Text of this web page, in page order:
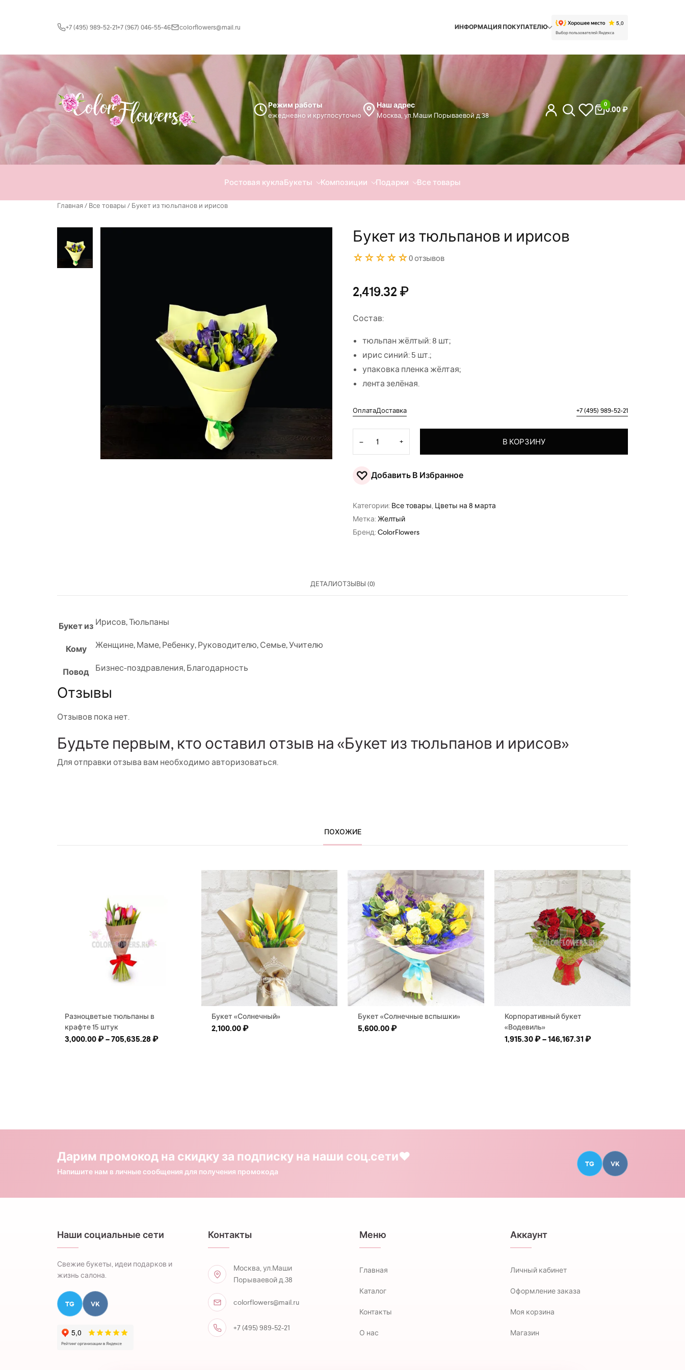
+7 (495) 989-52-21+7 (967) 046-55-46 colorflowers@mail.ru ИНФОРМАЦИЯ ПОКУПАТЕЛЮ
Режим работы
ежедневно и круглосуточно
Наш адрес
Москва, ул.Маши Порываевой д.38
0
0.00₽
Ростовая куклаБукеты Композиции Подарки Все товары
Главная/ Все товары / Букет из тюльпанов и ирисов
Букет из тюльпанов и ирисов
☆☆☆☆☆0 отзывов
2,419.32 ₽
Состав:
тюльпан жёлтый: 8 шт;
ирис синий: 5 шт.;
упаковка пленка жёлтая;
лента зелёная.
ОплатаДоставка +7 (495) 989-52-21
− + В КОРЗИНУ
♡ Добавить В Избранное
Категории: Все товары, Цветы на 8 марта
Метка: Желтый
Бренд: ColorFlowers
ДЕТАЛИОТЗЫВЫ (0)
Букет из Ирисов,Тюльпаны
Кому Женщине,Маме,Ребенку,Руководителю,Семье,Учителю
Повод Бизнес-поздравления,Благодарность
Отзывы
Отзывов пока нет.
Будьте первым, кто оставил отзыв на «Букет из тюльпанов и ирисов»
Для отправки отзыва вам необходимо авторизоваться.
ПОХОЖИЕ
Разноцветые тюльпаны в
крафте 15 штук
3,000.00₽–705,635.28₽Диапазон цен: 3,000.00 ₽ – 705,635.28 ₽
Букет «Солнечный»
2,100.00₽
Букет «Солнечные вспышки»
5,600.00₽
Корпоративный букет
«Водевиль»
1,915.30₽–146,167.31₽Диапазон цен: 1,915.30
Дарим промокод на скидку за подписку на наши соц.сети❤️
Напишите нам в личные сообщения для получения промокода
TG VK
Наши социальные сети
Свежие букеты, идеи подарков и
жизнь салона.
TG VK
Контакты
Москва, ул.Маши
Порываевой д.38
colorflowers@mail.ru
+7 (495) 989-52-21
Меню
Главная
Каталог
Контакты
О нас
Аккаунт
Личный кабинет
Оформление заказа
Моя корзина
Магазин